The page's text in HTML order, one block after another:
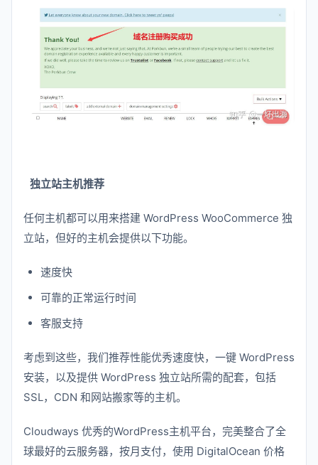
独立站主机推荐
任何主机都可以用来搭建 WordPress WooCommerce 独
立站，但好的主机会提供以下功能。
速度快
可靠的正常运行时间
客服支持
考虑到这些，我们推荐性能优秀速度快，一键 WordPress
安装，以及提供 WordPress 独立站所需的配套，包括
SSL，CDN 和网站搬家等的主机。
Cloudways 优秀的WordPress主机平台，完美整合了全
球最好的云服务器，按月支付，使用 DigitalOcean 价格